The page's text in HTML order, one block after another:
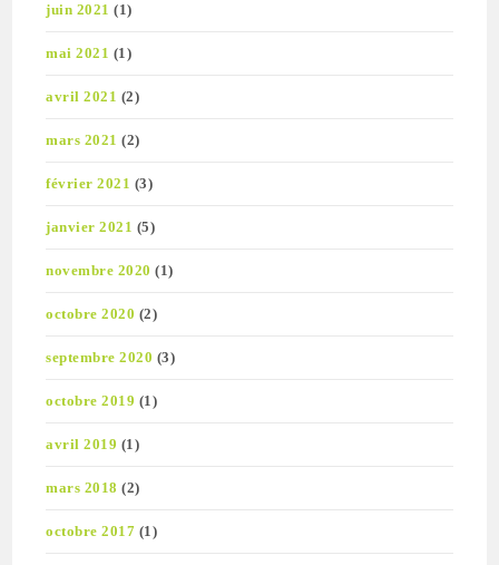
juin 2021 (1)
mai 2021 (1)
avril 2021 (2)
mars 2021 (2)
février 2021 (3)
janvier 2021 (5)
novembre 2020 (1)
octobre 2020 (2)
septembre 2020 (3)
octobre 2019 (1)
avril 2019 (1)
mars 2018 (2)
octobre 2017 (1)